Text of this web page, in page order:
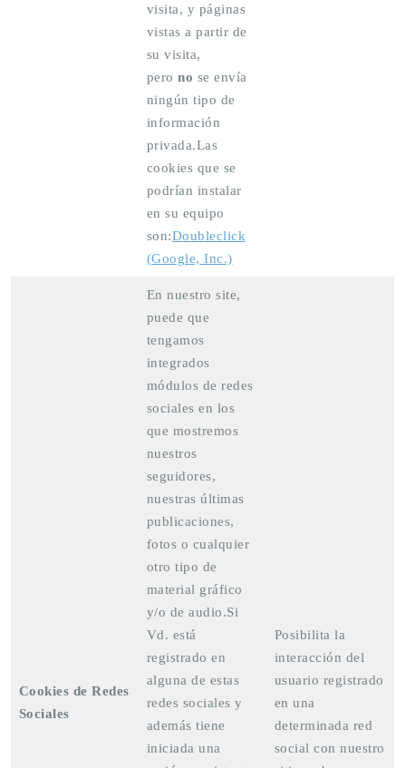
visita, y páginas
vistas a partir de
su visita,
pero no se envía
ningún tipo de
información
privada.Las
cookies que se
podrían instalar
en su equipo
son:Doubleclick
(Google, Inc.)
Cookies de Redes
Sociales
En nuestro site,
puede que
tengamos
integrados
módulos de redes
sociales en los
que mostremos
nuestros
seguidores,
nuestras últimas
publicaciones,
fotos o cualquier
otro tipo de
material gráfico
y/o de audio.Si
Vd. está
registrado en
alguna de estas
redes sociales y
además tiene
iniciada una
Posibilita la
interacción del
usuario registrado
en una
determinada red
social con nuestro